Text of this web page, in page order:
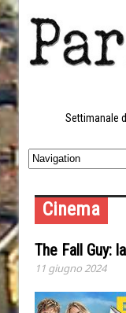
Settimanale
Cinema
The Fall Guy:
11 giugno 2024